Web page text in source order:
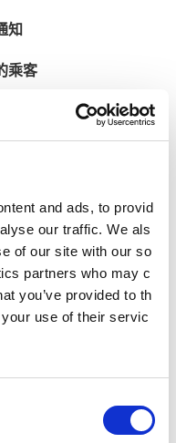
and ads, to provid
our traffic. We als
of our site with our so
partners who may c
you’ve provided to th
use of their servic
知
乘客
客
失物综合管理处或东京Metro